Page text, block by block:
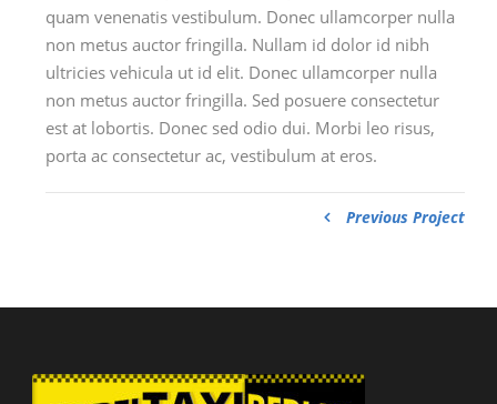
quam venenatis vestibulum. Donec ullamcorper nulla
non metus auctor fringilla. Nullam id dolor id nibh
ultricies vehicula ut id elit. Donec ullamcorper nulla
non metus auctor fringilla. Sed posuere consectetur
est at lobortis. Donec sed odio dui. Morbi leo risus,
porta ac consectetur ac, vestibulum at eros.
Previous Project